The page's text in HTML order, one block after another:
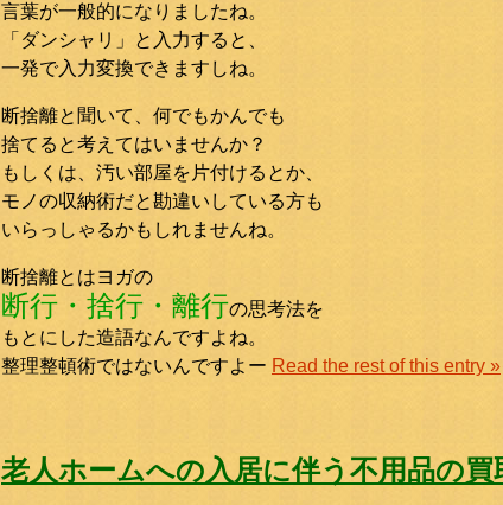
言葉が一般的になりましたね。
「ダンシャリ」と入力すると、
一発で入力変換できますしね。
断捨離と聞いて、何でもかんでも
捨てる と考えてはいませんか？
もしくは、汚い部屋を片付けるとか、
モノの収納術だと勘違いしている方も
いらっしゃるかもしれませんね。
断捨離とはヨガの
断行・捨行・離行の思考法を
もとにした造語なんですよね。
整理整頓術ではないんですよー Read the rest of this entry »
老人ホームへの入居に伴う不用品の